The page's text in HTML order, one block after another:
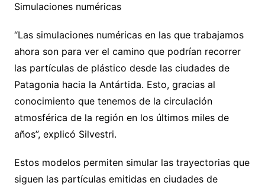
Simulaciones numéricas
“Las simulaciones numéricas en las que trabajamos
ahora son para ver el camino que podrían recorrer
las partículas de plástico desde las ciudades de
Patagonia hacia la Antártida. Esto, gracias al
conocimiento que tenemos de la circulación
atmosférica de la región en los últimos miles de
años”, explicó Silvestri.
Estos modelos permiten simular las trayectorias que
siguen las partículas emitidas en ciudades de